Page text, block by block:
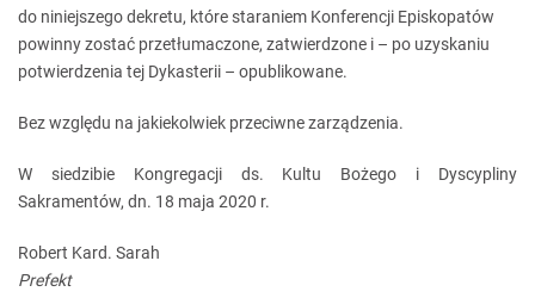
do niniejszego dekretu, które staraniem Konferencji Episkopatów
powinny zostać przetłumaczone, zatwierdzone i – po uzyskaniu
potwierdzenia tej Dykasterii – opublikowane.
Bez względu na jakiekolwiek przeciwne zarządzenia.
W siedzibie Kongregacji ds. Kultu Bożego i Dyscypliny
Sakramentów, dn. 18 maja 2020 r.
Robert Kard. Sarah
Prefekt